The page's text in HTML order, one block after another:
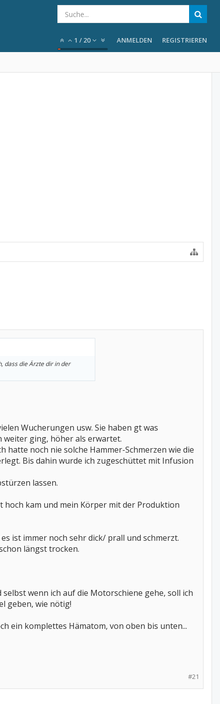
1 / 20 ANMELDEN REGISTRIEREN
dass die Ärzte dir in der
Wucherungen usw. Sie haben gt was
weiter ging, höher als erwartet.
hatte noch nie solche Hammer-Schmerzen wie die
Bis dahin wurde ich zugeschüttet mit Infusion
lassen.
hoch kam und mein Körper mit der Produktion
ist immer noch sehr dick/ prall und schmerzt.
längst trocken.
wenn ich auf die Motorschiene gehe, soll ich
geben, wie nötig!
ein komplettes Hämatom, von oben bis unten...
#21